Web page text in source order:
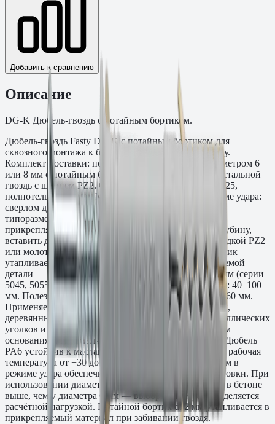
Добавить к сравнению
Описание
DG-K Дюбель-гвоздь с потайным бортиком.
Дюбель-гвоздь Fasty DG-K с потайным бортиком для
сквозного монтажа к бетону и полнотелому кирпичу.
Комплект поставки: полиамидный дюбель PA6 диаметром 6
или 8 мм с потайным бортиком диаметром 12 мм и стальной
гвоздь с шлицем PZ2. Основания: бетон класса C20/25,
полнотелый кирпич. Монтаж перфоратором в режиме удара:
сверлом диаметром 6 или 8 мм (в зависимости от
типоразмера) просверлить сквозное отверстие через
прикрепляемую деталь и в основание на нужную глубину,
вставить дюбель, забить гвоздь перфоратором с насадкой PZ2
или молотком. При забивании гвоздя потайной бортик
утапливается заподлицо с поверхностью прикрепляемой
детали — бортик не выступает. Диаметр дюбеля: 6 мм (серии
5045, 5055) и 8 мм (серии 5045, 5055). Длина дюбеля: 40–100
мм. Полезная длина анкеровки в основании tfix: 10–60 мм.
Применяется при монтаже направляющих профилей,
деревянных реек, кабель-каналов, перфоленты, металлических
уголков и монтажных шин к бетонным и кирпичным
основаниям. Поставляется в упаковках 150–700 шт. Дюбель
PA6 устойчив к маслам, смазкам и слабым щелочам, рабочая
температура от −30 до +80 °C. Монтаж перфоратором в
режиме удара обеспечивает высокую скорость установки. При
использовании диаметра 8 мм несущая способность в бетоне
выше, чем у диаметра 6 мм — выбор диаметра определяется
расчётной нагрузкой. Потайной бортик d12 мм утапливается в
прикрепляемый материал при забивании гвоздя.